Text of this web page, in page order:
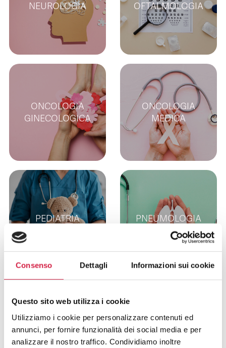
Consenso Dettagli Informazioni sui cookie
Questo sito web utilizza i cookie
Utilizziamo i cookie per personalizzare contenuti ed
annunci, per fornire funzionalità dei social media e per
analizzare il nostro traffico. Condividiamo inoltre
NEUROLOGIA OFTALMOLOGIA
ONCOLOGIA
GINECOLOGICA
ONCOLOGIA
MEDICA
PEDIATRIA PNEUMOLOGIA
PSICHIATRIA REUMATOLOGIA